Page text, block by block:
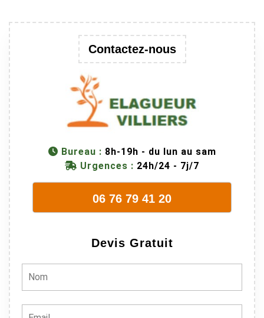
au passage
une branche
trop lourde et
donc
son équipes
connaissent
métier, c'est
juste une
ns à 100% !
Contactez-nous
Bureau : 8h-19h - du lun au sam
Urgences : 24h/24 - 7j/7
06 76 79 41 20
Devis Gratuit